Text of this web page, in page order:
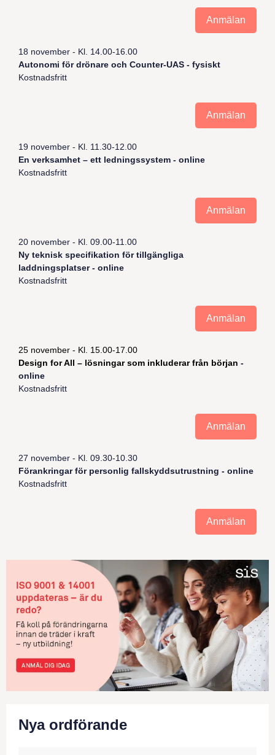
Anmälan
18 november - Kl. 14.00-16.00
Autonomi för drönare och Counter-UAS - fysiskt
Kostnadsfritt
Anmälan
19 november - Kl. 11.30-12.00
En verksamhet – ett ledningssystem - online
Kostnadsfritt
Anmälan
20 november - Kl. 09.00-11.00
Ny teknisk specifikation för tillgängliga
laddningsplatser - online
Kostnadsfritt
Anmälan
25 november - Kl. 15.00-17.00
Design for All – lösningar som inkluderar från början -
online
Kostnadsfritt
Anmälan
27 november - Kl. 09.30-10.30
Förankringar för personlig fallskyddsutrustning - online
Kostnadsfritt
Anmälan
Nya ordförande